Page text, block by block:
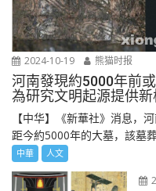
2024-10-19 熊猫时报
河南發現約5000年前
為研究文明起源提供
【中华】《新華社》消息，
距今約5000年的大墓，該墓
中華 人文